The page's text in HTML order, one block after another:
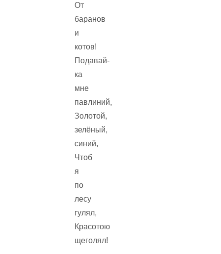
От
баранов
и
котов!
Подавай-
ка
мне
павлиний,
Золотой,
зелёный,
синий,
Чтоб
я
по
лесу
гулял,
Красотою
щеголял!